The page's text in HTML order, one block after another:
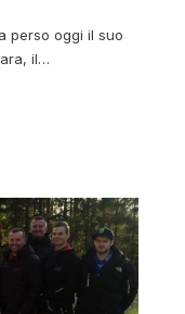
perso oggi il suo
il…